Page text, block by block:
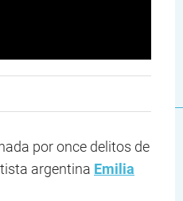
por once delitos de
argentina Emilia